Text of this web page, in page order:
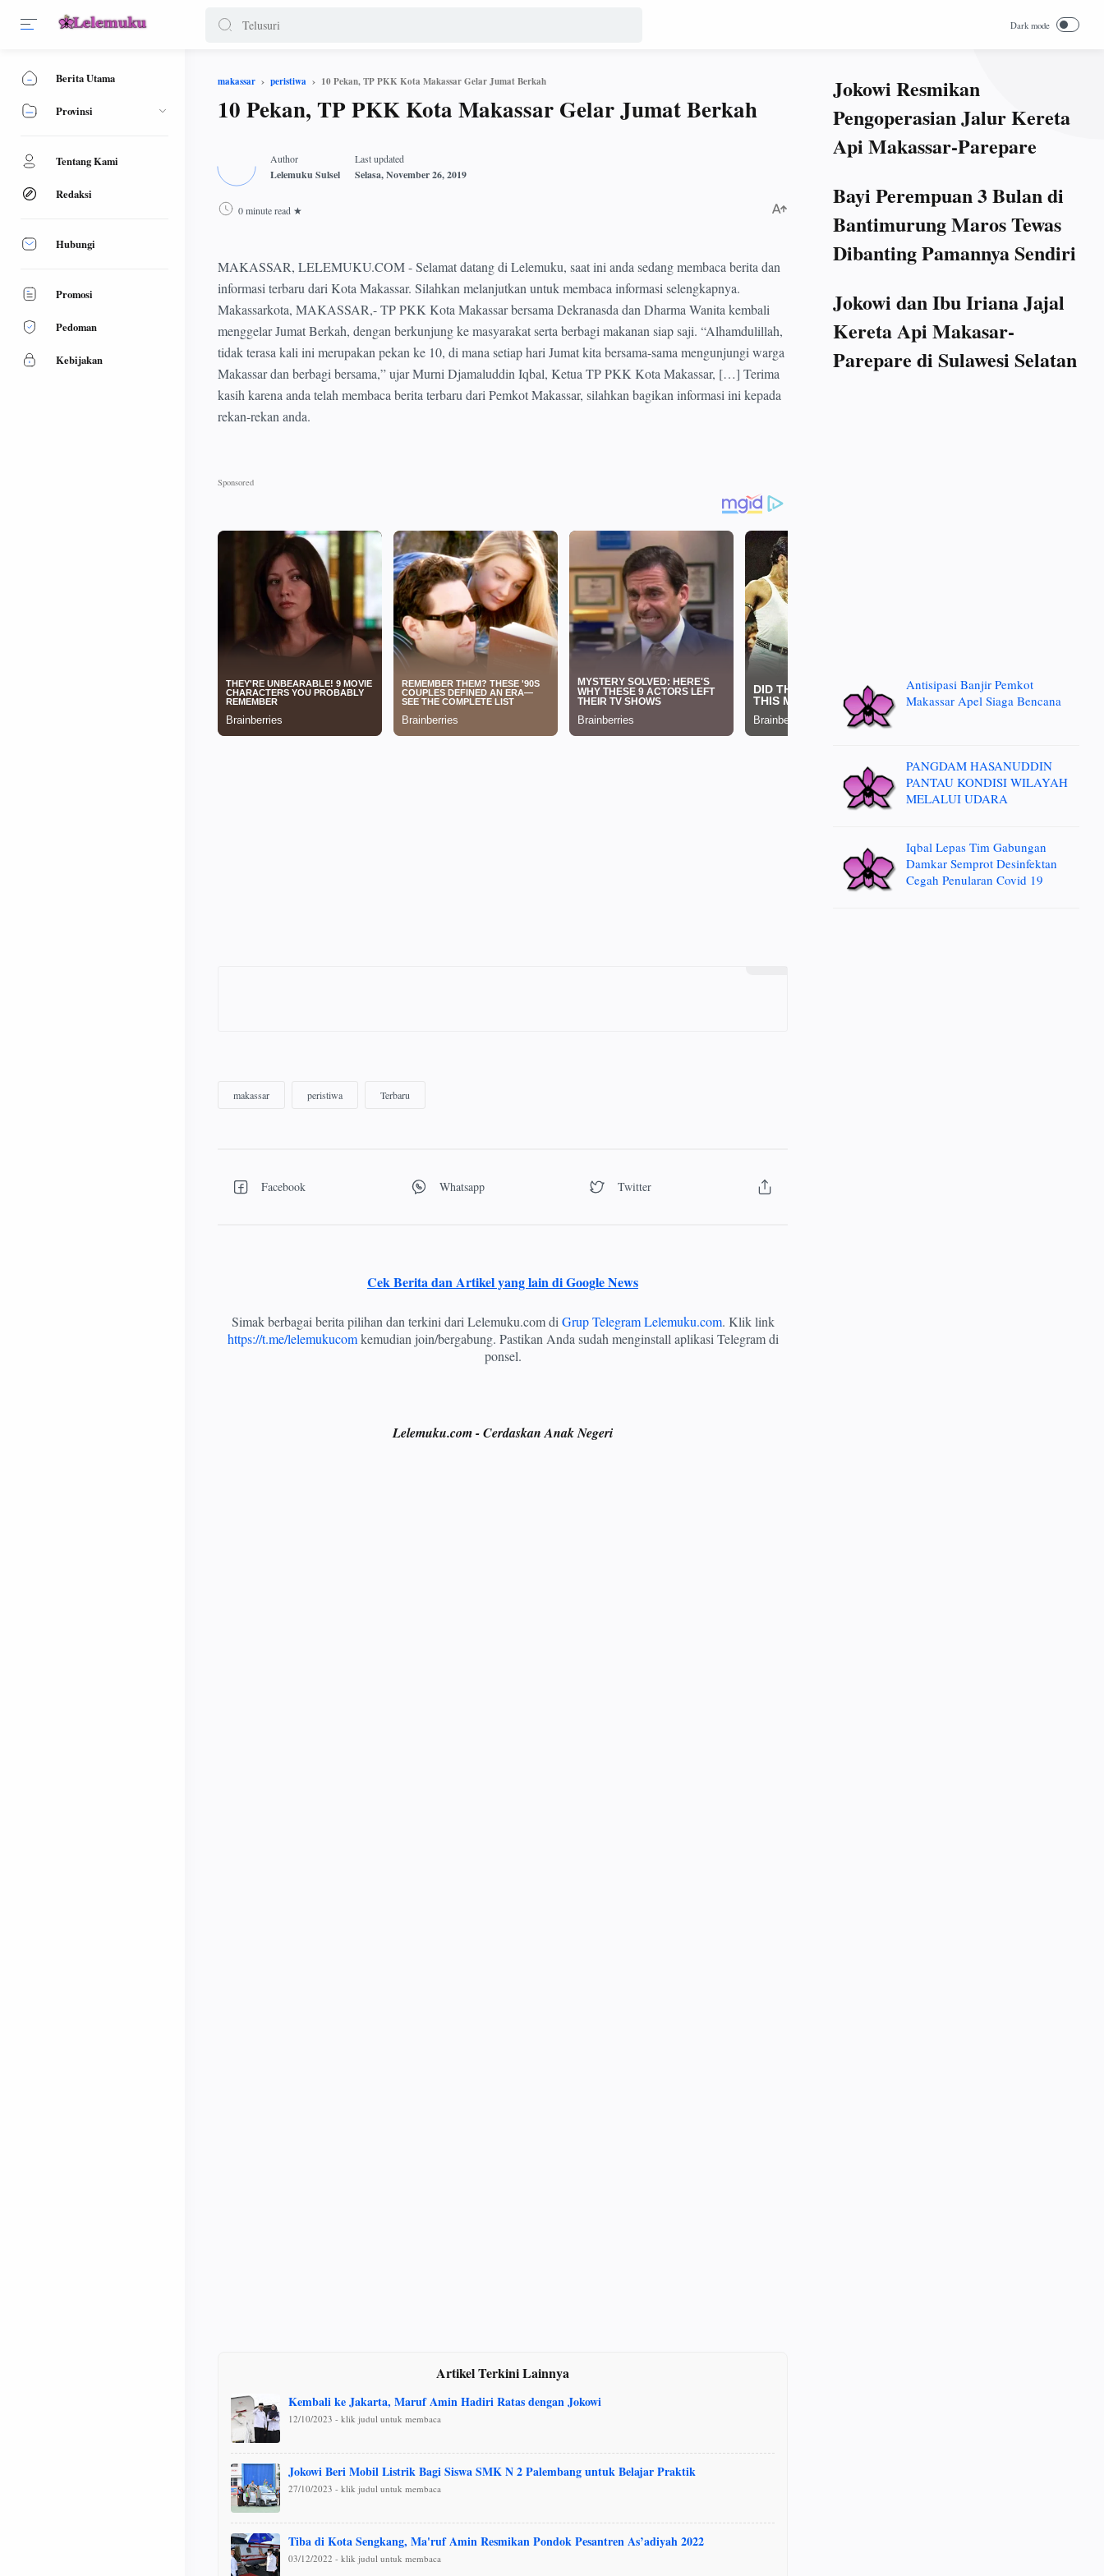
makassar peristiwa 10 Pekan, TP PKK Kota Makassar Gelar Jumat Berkah
10 Pekan, TP PKK Kota Makassar Gelar Jumat Berkah
0 minute read
MAKASSAR, LELEMUKU.COM - Selamat datang di Lelemuku, saat ini anda sedang membaca berita dan
informasi terbaru dari Kota Makassar. Silahkan melanjutkan untuk membaca informasi selengkapnya.
Makassarkota, MAKASSAR,- TP PKK Kota Makassar bersama Dekranasda dan Dharma Wanita kembali
menggelar Jumat Berkah, dengan berkunjung ke masyarakat serta berbagi makanan siap saji. “Alhamdulillah,
tidak terasa kali ini merupakan pekan ke 10, di mana setiap hari Jumat kita bersama-sama mengunjungi warga
Makassar dan berbagi bersama,” ujar Murni Djamaluddin Iqbal, Ketua TP PKK Kota Makassar, […] Terima
kasih karena anda telah membaca berita terbaru dari Pemkot Makassar, silahkan bagikan informasi ini kepada
rekan-rekan anda.
Cek Berita dan Artikel yang lain di Google News
Simak berbagai berita pilihan dan terkini dari Lelemuku.com di Grup Telegram Lelemuku.com. Klik link
https://t.me/lelemukucomkemudian join/bergabung. Pastikan Anda sudah menginstall aplikasi Telegram di
ponsel.
Lelemuku.com - Cerdaskan Anak Negeri
Artikel Terkini Lainnya
Kembali ke Jakarta, Maruf Amin Hadiri Ratas dengan Jokowi
12/10/2023 - klik judul untuk membaca
Jokowi Beri Mobil Listrik Bagi Siswa SMK N 2 Palembang untuk Belajar Praktik
27/10/2023 - klik judul untuk membaca
Tiba di Kota Sengkang, Ma'ruf Amin Resmikan Pondok Pesantren As’adiyah 2022
03/12/2022 - klik judul untuk membaca
Jokowi Resmikan
Pengoperasian Jalur Kereta
Api Makassar-Parepare
Bayi Perempuan 3 Bulan di
Bantimurung Maros Tewas
Dibanting Pamannya Sendiri
Jokowi dan Ibu Iriana Jajal
Kereta Api Makasar-
Parepare di Sulawesi Selatan
Antisipasi Banjir Pemkot
Makassar Apel Siaga Bencana
PANGDAM HASANUDDIN
PANTAU KONDISI WILAYAH
MELALUI UDARA
Iqbal Lepas Tim Gabungan
Damkar Semprot Desinfektan
Cegah Penularan Covid 19
Berita Utama
Provinsi
Tentang Kami
Redaksi
Hubungi
Promosi
Pedoman
Kebijakan